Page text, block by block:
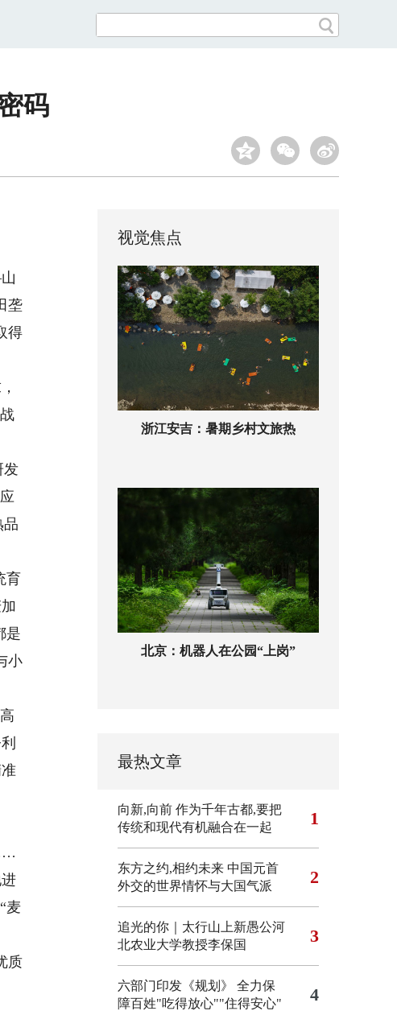
码
垄
得
发
品
育
是
小
麦
质
视觉焦点
浙江安吉：暑期乡村文旅热
北京：机器人在公园“上岗”
最热文章
向新,向前 作为千年古都,要把
传统和现代有机融合在一起
1
东方之约,相约未来 中国元首
外交的世界情怀与大国气派
2
追光的你｜太行山上新愚公河
北农业大学教授李保国
3
六部门印发《规划》 全力保
障百姓"吃得放心""住得安心"
4